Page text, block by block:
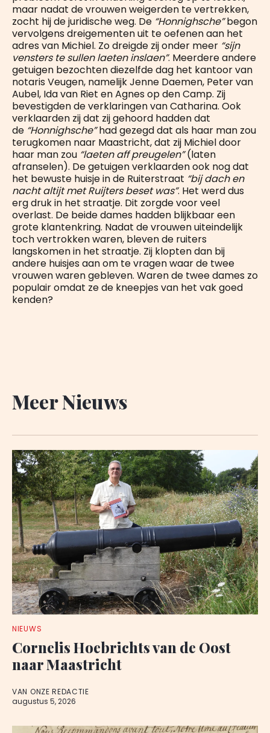
maar nadat de vrouwen weigerden te vertrekken,
zocht hij de juridische weg. De “Honnighsche”begon
vervolgens dreigementen uit te oefenen aan het
adres van Michiel. Zo dreigde zij onder meer “sijn
vensters te sullen laeten inslaen”. Meerdere andere
getuigen bezochten diezelfde dag het kantoor van
notaris Veugen, namelijk Jenne Daemen, Peter van
Aubel, Ida van Riet en Agnes op den Camp. Zij
bevestigden de verklaringen van Catharina. Ook
verklaarden zij dat zij gehoord hadden dat
de “Honnighsche”had gezegd dat als haar man zou
terugkomen naar Maastricht, dat zij Michiel door
haar man zou “laeten aff preugelen”(laten
afranselen). De getuigen verklaarden ook nog dat
het bewuste huisje in de Ruiterstraat “bij dach en
nacht altijt met Ruijters beset was”. Het werd dus
erg druk in het straatje. Dit zorgde voor veel
overlast. De beide dames hadden blijkbaar een
grote klantenkring. Nadat de vrouwen uiteindelijk
toch vertrokken waren, bleven de ruiters
langskomen in het straatje. Zij klopten dan bij
andere huisjes aan om te vragen waar de twee
vrouwen waren gebleven. Waren de twee dames zo
populair omdat ze de kneepjes van het vak goed
kenden?
Meer Nieuws
NIEUWS
Cornelis Hoebrichts van de Oost
naar Maastricht
VAN ONZE REDACTIE
augustus 5, 2026